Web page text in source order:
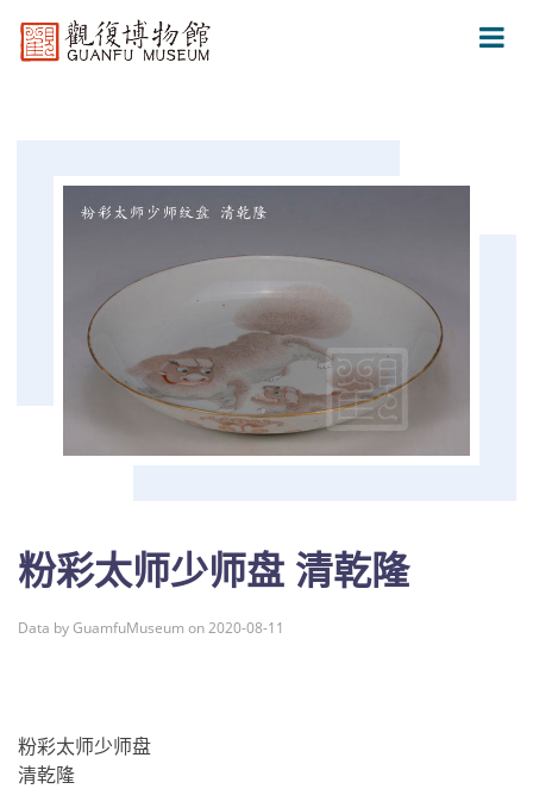
粉彩太师少师盘 清乾隆
Data by GuamfuMuseum on 2020-08-11
粉彩太师少师盘
清乾隆